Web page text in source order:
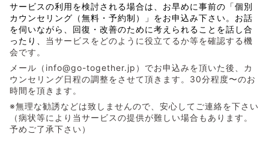
サービスの利用を検討される場合は、お早めに事前の「個別
カウンセリング（無料・予約制）」をお申込み下さい。お話
を伺いながら、回復・改善のために考えられることを話し合
ったり、 当サービスをどのように役立てるか等を確認する機
会です。
メール（info@go-together.jp）でお申込みを頂いた後、カ
ウンセリング日程の調整をさせて頂きます。30分程度〜のお
時間を頂きます。
※無理な勧誘などは致しませんので、安心してご連絡を下さい
（病状等により当サービスの提供が難しい場合もあります。
予めご了承下さい）